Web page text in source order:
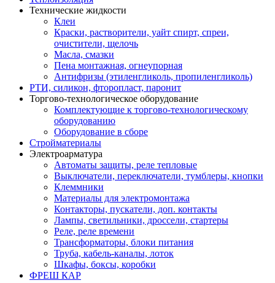
Технические жидкости
Клеи
Краски, растворители, уайт спирт, спреи,
очистители, щелочь
Масла, смазки
Пена монтажная, огнеупорная
Антифризы (этиленгликоль, пропиленгликоль)
РТИ, силикон, фторопласт, паронит
Торгово-технологическое оборудование
Комплектующие к торгово-технологическому
оборудованию
Оборудование в сборе
Стройматериалы
Электроарматура
Автоматы защиты, реле тепловые
Выключатели, переключатели, тумблеры, кнопки
Клеммники
Материалы для электромонтажа
Контакторы, пускатели, доп. контакты
Лампы, светильники, дроссели, стартеры
Реле, реле времени
Трансформаторы, блоки питания
Труба, кабель-каналы, лоток
Шкафы, боксы, коробки
ФРЕШ КАР